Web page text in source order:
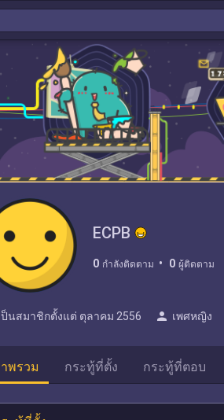
ECPB
0 กำลังติดตาม 0 ผู้ติดตาม
ป็นสมาชิกตั้งแต่ ตุลาคม 2556 person เพศหญิง
พรวม กระทู้ที่ตั้ง กระทู้ที่ตอบ